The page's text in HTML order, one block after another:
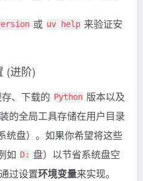
或 uv help 来验证安
(进阶)
、下载的 Python 版本以及
的全局工具存储在用户目录
统盘）。如果你希望将这些
如 D: 盘）以节省系统盘空
过设置环境变量来实现。